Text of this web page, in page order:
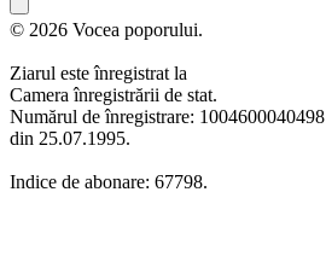
© 2026 Vocea poporului.
Ziarul este înregistrat la
Camera înregistrării de stat.
Numărul de înregistrare: 1004600040498
din 25.07.1995.
Indice de abonare: 67798.